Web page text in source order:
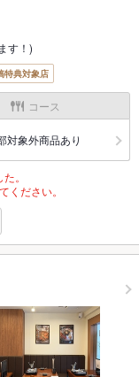
す！)
特典対象店
コース
対象外商品あり
。
ください。